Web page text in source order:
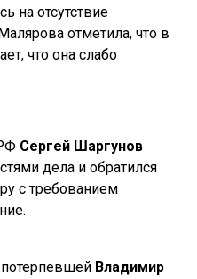
на отсутствие
отметила, что в
что она слабо
Сергей Шаргунов
дела и обратился
с требованием
Владимир